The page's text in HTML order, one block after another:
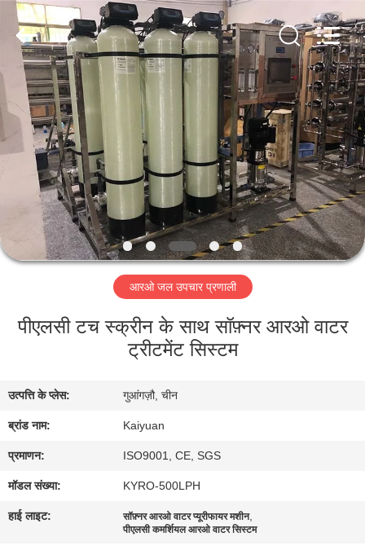
घर
उत्पादों
हमारे
बारे
में
भ्रमण
नियंत्रण
संपर्क
करें
Water
Treatment
Equipment
All
Reserved.
आरओ जल उपचार प्रणाली
पीएलसी टच स्क्रीन के साथ सॉफ़्नर आरओ वाटर
ट्रीटमेंट सिस्टम
उत्पत्ति के प्लेस: गुआंगज़ौ, चीन
ब्रांड नाम: Kaiyuan
प्रमाणन: ISO9001, CE, SGS
मॉडल संख्या: KYRO-500LPH
हाई लाइट: सॉफ़्नर आरओ वाटर प्यूरीफायर मशीन,
पीएलसी कमर्शियल आरओ वाटर सिस्टम